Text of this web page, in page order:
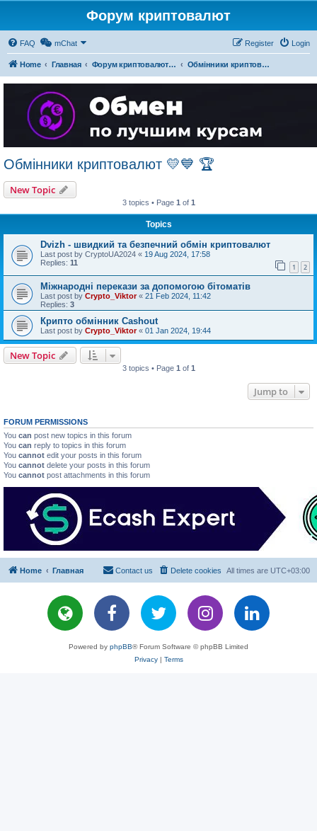
Форум криптовалют
FAQ mChat Login
Register
Home Главная Форум криптовалют українською Обмінники криптовалют 💛💙 🏆
Обмінники криптовалют 💛💙 🏆
New Topic
3 topics • Page 1 of 1
Topics
Dvizh - швидкий та безпечний обмін криптовалют
Last post by CryptoUA2024 « 19 Aug 2024, 17:58
Replies: 11 1 2
Міжнародні перекази за допомогою бітоматів
Last post by Crypto_Viktor« 21 Feb 2024, 11:42
Replies: 3
Крипто обмінник Cashout
Last post by Crypto_Viktor« 01 Jan 2024, 19:44
New Topic
3 topics • Page 1 of 1
Jump to
FORUM PERMISSIONS
You can post new topics in this forum
You can reply to topics in this forum
You cannot edit your posts in this forum
You cannot delete your posts in this forum
You cannot post attachments in this forum
Home Главная All times are UTC+03:00
Delete cookies
Contact us
Powered by phpBB® Forum Software © phpBB Limited
Privacy| Terms